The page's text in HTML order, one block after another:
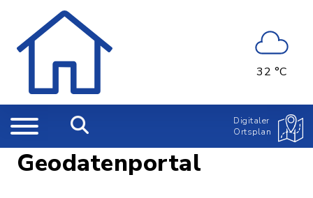
32 °C
Digitaler
Ortsplan
Geodatenportal